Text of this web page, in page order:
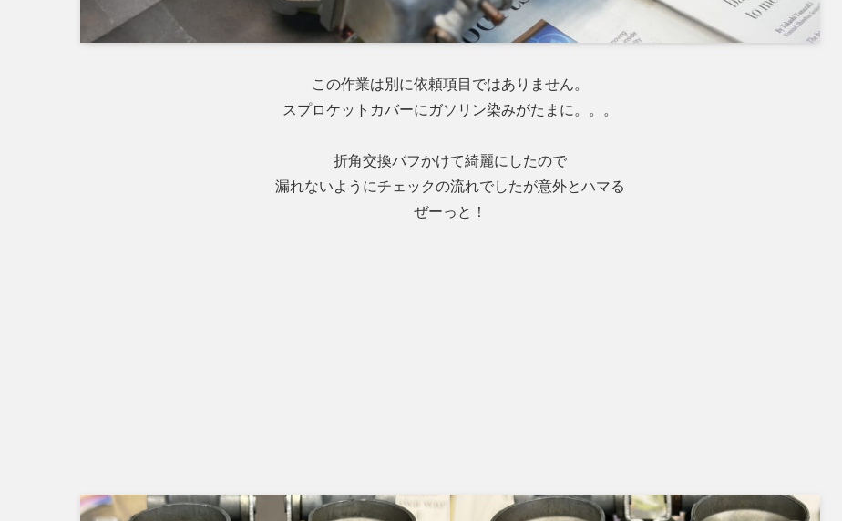
この作業は別に依頼項目ではありません。
スプロケットカバーにガソリン染みがたまに。。。
折角交換バフかけて綺麗にしたので
漏れないようにチェックの流れでしたが意外とハマる
ぜーっと！